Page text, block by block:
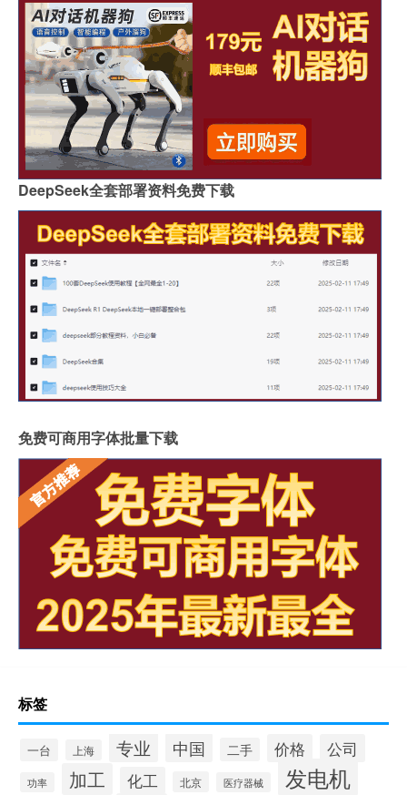
DeepSeek全套部署资料免费下载
免费可商用字体批量下载
标签
一台 上海 专业 中国 二手 价格 公司
功率 加工 化工 北京 医疗器械 发电机